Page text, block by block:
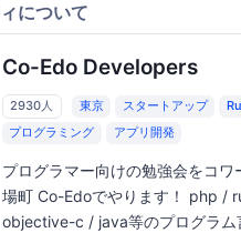
について
Co-Edo Developers
2930人 東京 スタートアップ
プログラミング
アプリ開発
プログラマー向けの勉強会をコワ
場町 Co-Edoでやります！ php /
objective-c / java等のプログラム